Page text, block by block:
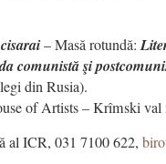
– Masă rotundă:
comunistă şi
din Rusia).
of Artists – Krîmski val
al ICR, 031 7100 622,